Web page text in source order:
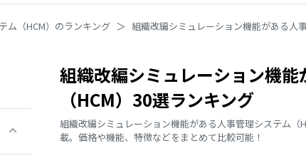
ム（HCM）のランキング 組織改編シミュレーション機能がある人
組織改編シミュレーション機
（HCM）30選ランキング
組織改編シミュレーション機能がある人事管理システム（
載。価格や機能、特徴などをまとめて比較可能！